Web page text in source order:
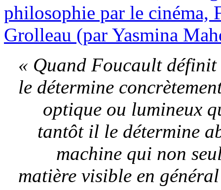
« Quand Foucault
le détermine
optique ou lumineux
tantôt il le détermine
machine qui non
matière visible en